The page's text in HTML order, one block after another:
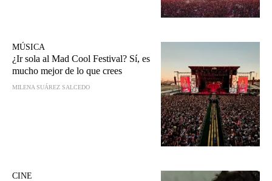
MÚSICA
¿Ir sola al Mad Cool Festival? Sí, es
mucho mejor de lo que crees
MILENA SUÁREZ SALCEDO
CINE